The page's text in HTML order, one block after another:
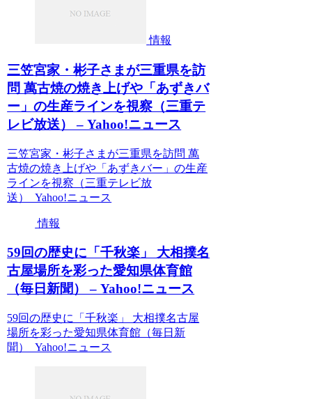
情報
三笠宮家・彬子さまが三重県を訪
問 萬古焼の焼き上げや「あずきバ
ー」の生産ラインを視察（三重テ
レビ放送） – Yahoo!ニュース
三笠宮家・彬子さまが三重県を訪問 萬
古焼の焼き上げや「あずきバー」の生産
ラインを視察（三重テレビ放
送） Yahoo!ニュース
情報
59回の歴史に「千秋楽」 大相撲名
古屋場所を彩った愛知県体育館
（毎日新聞） – Yahoo!ニュース
59回の歴史に「千秋楽」 大相撲名古屋
場所を彩った愛知県体育館（毎日新
聞） Yahoo!ニュース